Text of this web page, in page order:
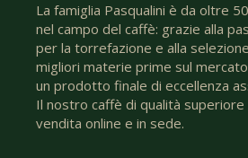
La famiglia Pasqualini è da oltre
nel campo del caffè: grazie alla
per la torrefazione e alla
migliori materie prime sul
un prodotto finale di eccellenza
Il nostro caffè di qualità superiore
vendita online e in sede.